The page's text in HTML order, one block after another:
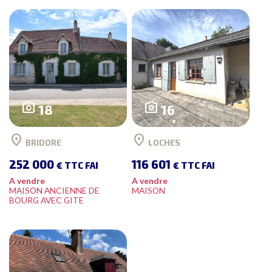
photo_camera18
location_on BRIDORE
252 000€ TTC FAI
A vendre
MAISON ANCIENNE DE
BOURG AVEC GITE
photo_camera16
location_on LOCHES
116 601€ TTC FAI
A vendre
MAISON